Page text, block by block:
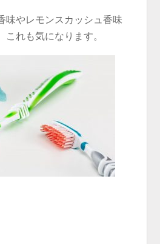
味やレモンスカッシュ香味
れも気になります。